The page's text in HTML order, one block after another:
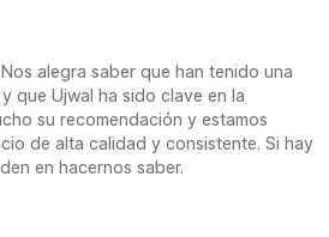
alegra saber que han tenido una
que Ujwal ha sido clave en la
su recomendación y estamos
de alta calidad y consistente. Si hay
en hacernos saber.